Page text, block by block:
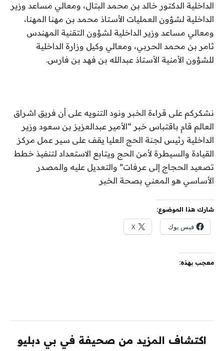
الداخلية الدكتور خالد بن محمد البتال، ومعالي مساعد وزير
الداخلية لشؤون العمليات الأستاذ محمد بن مهنا المهنا،
ومعالي مساعد وزير الداخلية لشؤون التقنية المهندس
ثامر بن محمد الحربي، ومعالي وكيل وزارة الداخلية
للشؤون الأمنية الأستاذ عبدالله بن فهد بن فارس.
نشكركم على قراءة الخبر ونود التنويه على أن فريق اشراق
العالم قام باقتباس خبر “الأمير عبدالعزيز بن سعود وزير
الداخلية رئيس لجنة الحج العليا يقف على سير عمل مركز
القيادة والسيطرة لأمن الحج ويتابع الاستعداد لتنفيذ خطط
تصعيد الحجاج إلى عرفات” والتعديل عليه والمصدر
الأساسي هو المعني بصحة الخبر
شارك هذا الموضوع:
فيس بوك X
معجب بهذه:
اكتشاف المزيد من صحيفة في بي دبليو